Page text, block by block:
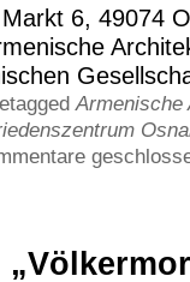
6, 49074
Armenische